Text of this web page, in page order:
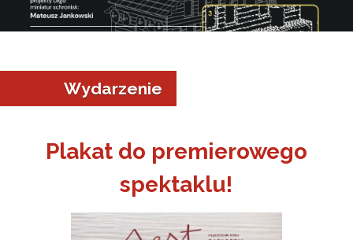
Wydarzenie
Plakat do premierowego
spektaklu!